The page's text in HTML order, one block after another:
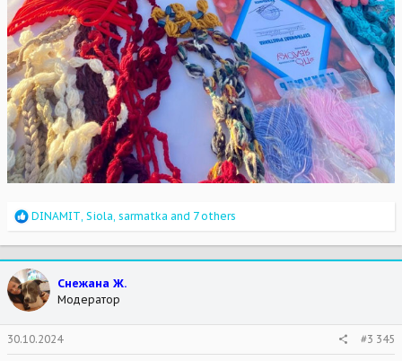
R
a
c
t
i
o
n
s
:
DINAMIT Siola sarmatka and 7 others
Снежана Ж.
Модератор
30.10.2024 #3 345